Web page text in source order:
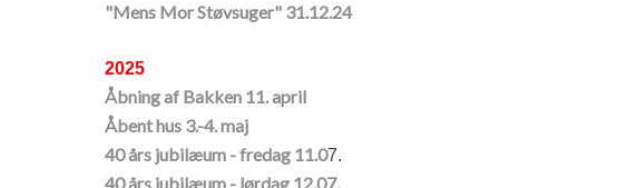
"Mens Mor Støvsuger" 31.12.24
2025
Åbning af Bakken 11. april
Åbent hus 3.-4. maj
40 års jubilæum - fredag 11.07.
40 års jubilæum - lørdag 12.07.